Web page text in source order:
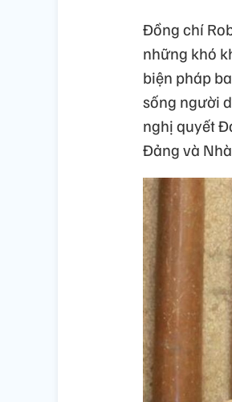
Đồng chí
những khó
biện pháp
sống người
nghị quyết
Đảng và